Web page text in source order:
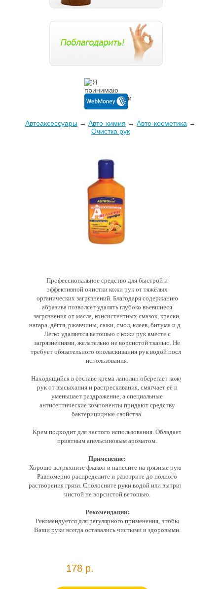
Автоаксессуары→ Авто-химия → Авто-косметика →
Очистка рук
Профессиональное средство для быстрой и
эффективной очистки кожи рук от тяжёлых
органических загрязнений. Благодаря содержанию
абразива позволяет удалять глубоко въевшиеся
загрязнения от масла, консистентных смазок, краски,
нагара, дёгтя, ржавчины, сажи, смол, клеев, битума и др.
Легко удаляется ветошью с кожи рук вместе с
загрязнениями, желательно не ворсистой тканью. Не
требует обязательного ополаскивания рук водой после
использования.
Находящийся в составе крема ланолин оберегает кожу
рук от высыхания и растрескивания, смягчает её и
уменьшает раздражение, а специальные
антисептические компоненты придают средству
бактерицидные свойства.
Крем подходит для частого использования. Обладает
приятным апельсиновым ароматом.
Применение:
Хорошо встряхните флакон и нанесите на грязные руки.
Равномерно распределите и разотрите до полного
растворения грязи. Сполосните руки водой или вытрите
чистой не ворсистой ветошью.
Рекомендации:
Рекомендуется для регулярного применения, чтобы
Ваши руки всегда оставались чистыми и здоровыми.
178 р.